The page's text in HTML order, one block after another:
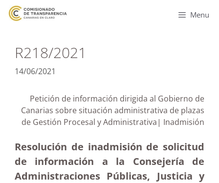
Menu
R218/2021
14/06/2021
Petición de información dirigida al Gobierno de
Canarias sobre situación administrativa de plazas
de Gestión Procesal y Administrativa| Inadmisión
Resolución de inadmisión de solicitud
de información a la Consejería de
Administraciones Públicas, Justicia y